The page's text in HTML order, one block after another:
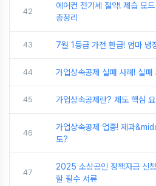
42
에어컨 전기세 절약! 제습 모
총정리
43 7월 1등급 가전 환급! 엄마 냉
44 가업상속공제 실패 사례! 실패
45 가업상속공제란? 제도 핵심
46
가업상속공제 업종! 제과
도?
47
2025 소상공인 정책자금 신
할 필수 서류